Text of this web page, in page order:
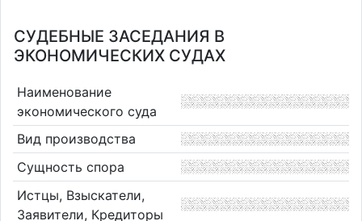
СУДЕБНЫЕ ЗАСЕДАНИЯ В
ЭКОНОМИЧЕСКИХ СУДАХ
Наименование
экономического суда
Вид производства
Сущность спора
Истцы, Взыскатели,
Заявители, Кредиторы